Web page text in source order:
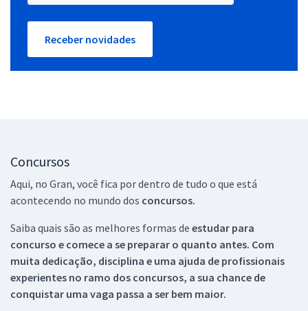
Receber novidades
Concursos
Aqui, no Gran, você fica por dentro de tudo o que está
acontecendo no mundo dos concursos.
Saiba quais são as melhores formas de estudar para
concurso e comece a se preparar o quanto antes. Com
muita dedicação, disciplina e uma ajuda de profissionais
experientes no ramo dos concursos, a sua chance de
conquistar uma vaga passa a ser bem maior.